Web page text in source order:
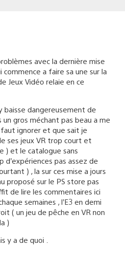
avec la dernière mise
commence a faire sa une sur la
Jeux Vidéo relaie en ce
baisse dangereusement de
un gros méchant pas beau a me
faut ignorer et que sait je
ses jeux VR trop court et
) et le catalogue sans
pas assez de
) , la sur ces mise a jours
proposé sur le PS store pas
de lire les commentaires ici
semaines , l’E3 en demi
( un jeu de pêche en VR non
)
y a de quoi .